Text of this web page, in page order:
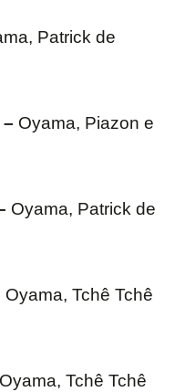
Patrick de
Oyama, Piazon e
Oyama, Patrick de
Oyama, Tchê Tchê
Oyama, Tchê Tchê